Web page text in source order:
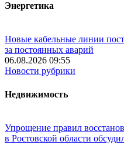
Энергетика
Новые кабельные линии
за постоянных аварий
06.08.2026 09:55
Новости рубрики
Недвижимость
Упрощение правил
в Ростовской области